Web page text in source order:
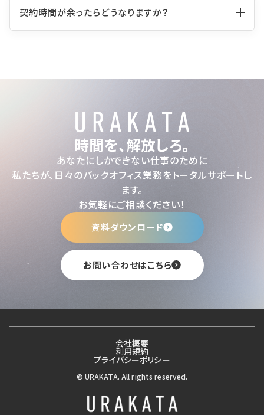
対応時間は、土日・祝日を除く平日の10時から17時ま
契約時間が余ったらどうなりますか？
時間を、解放しろ。
あなたにしかできない仕事のために
私たちが、日々のバックオフィス業務をトータルサポートし
ます。
お気軽にご相談ください！
資料ダウンロード
お問い合わせはこちら
会社概要
利用規約
プライバシーポリシー
© URAKATA. All rights reserved.